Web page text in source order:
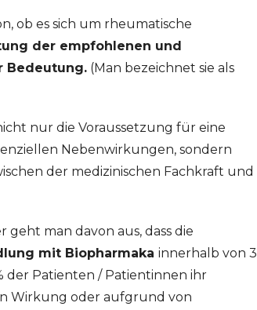
ob es sich um rheumatische
der empfohlenen und
Bedeutung.(Man bezeichnet sie als
nur die Voraussetzung für eine
Nebenwirkungen, sondern
der medizinischen Fachkraft und
man davon aus, dass die
mit Biopharmaka innerhalb von 3
der Patienten / Patientinnen ihr
Wirkung oder aufgrund von